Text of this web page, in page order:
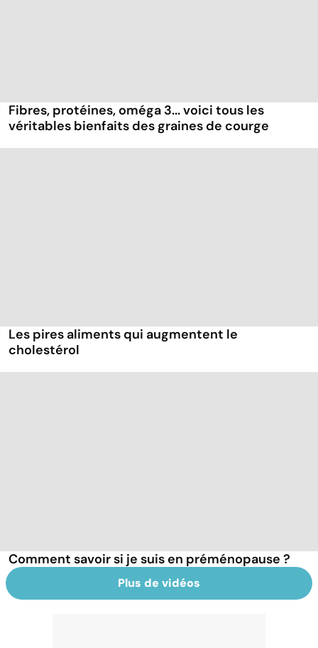
Fibres, protéines, oméga 3... voici tous les
véritables bienfaits des graines de courge
Les pires aliments qui augmentent le
cholestérol
Comment savoir si je suis en préménopause ?
Plus de vidéos